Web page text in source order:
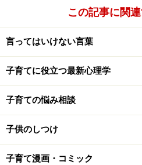
込みしてしまうんだろう。そ
め方が下手な場合が多いよう
たとえば、ほめた後にけなす
たけど、前はダメだったよね
なったけど、勉強も頑張らな
また「よくやった。じゃあ次
親に勝手に次の目標を決めら
分では、まだまだダメなんだ
います。逆に、子どもが「た
この記事に関
言ってはいけない言葉
子育てに役立つ最新心理学
子育ての悩み相談
子供のしつけ
子育て漫画・コミック